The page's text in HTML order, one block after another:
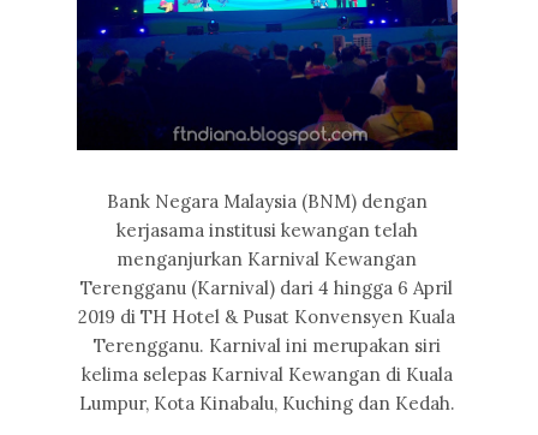
Bank Negara Malaysia (BNM) dengan
kerjasama institusi kewangan telah
menganjurkan Karnival Kewangan
Terengganu (Karnival) dari 4 hingga 6 April
2019 di TH Hotel & Pusat Konvensyen Kuala
Terengganu. Karnival ini merupakan siri
kelima selepas Karnival Kewangan di Kuala
Lumpur, Kota Kinabalu, Kuching dan Kedah.